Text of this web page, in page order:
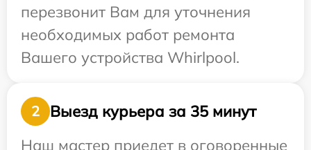
перезвонит Вам для уточнения
необходимых работ ремонта
Вашего устройства Whirlpool.
2
Выезд курьера за 35 минут
Наш мастер приедет в оговоренные